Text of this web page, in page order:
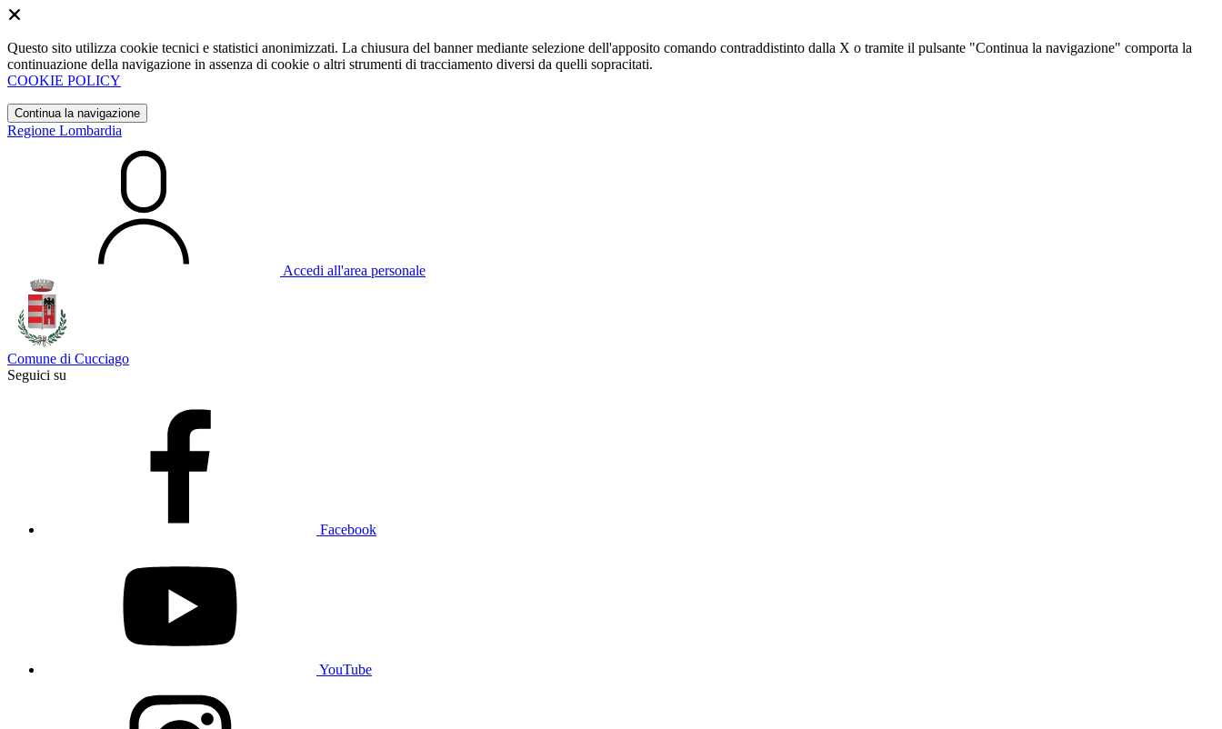
Questo sito utilizza cookie tecnici e statistici anonimizzati. La chiusura del banner mediante selezione dell'apposito comando contraddistinto dalla X o tramite il pulsante "Continua la navigazione" comporta la
continuazione della navigazione in assenza di cookie o altri strumenti di tracciamento diversi da quelli sopracitati.
COOKIE POLICY
Continua la navigazione
Regione Lombardia
Accedi all'area personale
Comune di Cucciago
Seguici su
Facebook
YouTube